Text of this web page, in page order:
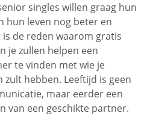
singles willen graag hun
hun leven nog beter en
de reden waarom gratis
je zullen helpen een
te vinden met wie je
zult hebben. Leeftijd is geen
maar eerder een
van een geschikte partner.